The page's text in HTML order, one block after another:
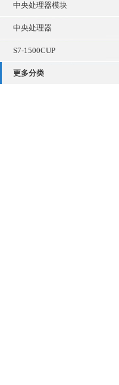
中央处理器模块
中央处理器
S7-1500CUP
更多分类